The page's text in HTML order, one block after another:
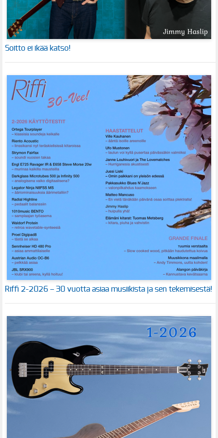
Soitto ei ikää katso!
Riffi 2-2026 – 30 vuotta asiaa musiikista ja sen tekemisestä!